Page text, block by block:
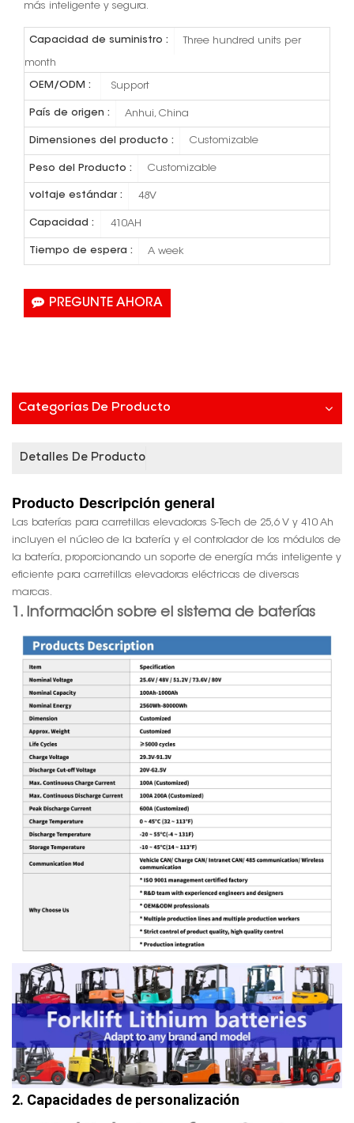
más inteligente y segura.
Capacidad de suministro : Three hundred units per
month
OEM/ODM : Support
País de origen : Anhui, China
Dimensiones del producto : Customizable
Peso del Producto : Customizable
voltaje estándar : 48V
Capacidad : 410AH
Tiempo de espera : A week
PREGUNTE AHORA
Categorías De Producto
Detalles De Producto
Producto Descripción general
Las baterías para carretillas elevadoras S-Tech de 25,6 V y 410 Ah
incluyen el núcleo de la batería y el controlador de los módulos de
la batería, proporcionando un soporte de energía más inteligente y
eficiente para carretillas elevadoras eléctricas de diversas
marcas.
1. Información sobre el sistema de baterías
2. Capacidades de personalización